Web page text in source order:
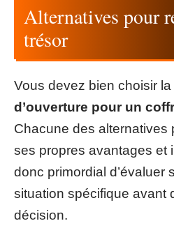
Alternatives pour
trésor
Vous devez bien choisir la
d’ouverture pour un
Chacune des alternatives
ses propres avantages et
donc primordial d’évaluer
situation spécifique avant
décision.